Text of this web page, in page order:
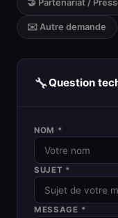
🤝 Partenariat /
✉️ Autre demande
🔧Question
NOM *
SUJET *
MESSAGE *